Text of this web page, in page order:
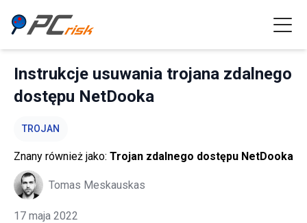
Instrukcje usuwania trojana zdalnego
dostępu NetDooka
TROJAN
Znany również jako: Trojan zdalnego dostępu NetDooka
Tomas Meskauskas
17 maja 2022